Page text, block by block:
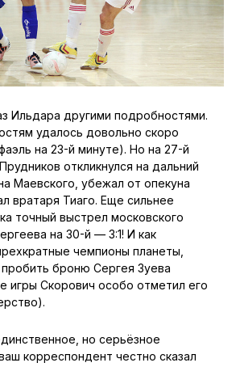
Ильдара другими подробностями.
удалось довольно скоро
на 23-й минуте). Но на 27-й
откликнулся на дальний
Маевского, убежал от опекуна
вратаря Тиаго. Еще сильнее
точный выстрел московского
на 30-й — 3:1! И как
чемпионы планеты,
броню Сергея Зуева
игры Скорович особо отметил его
но серьёзное
корреспондент честно сказал